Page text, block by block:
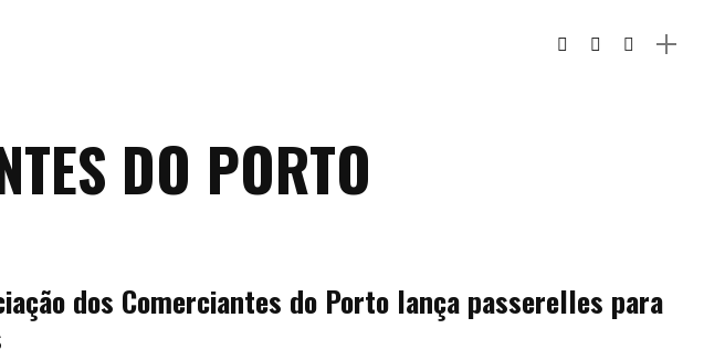
Experiências
DO PORTO
dos Comerciantes do Porto lança passerelles para